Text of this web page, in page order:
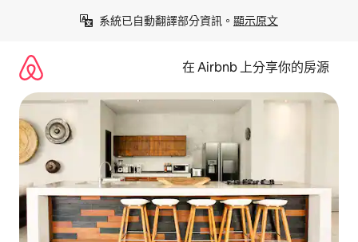
系統已自動翻譯部分資訊。 顯示原文
在 Airbnb 上分享你的房源